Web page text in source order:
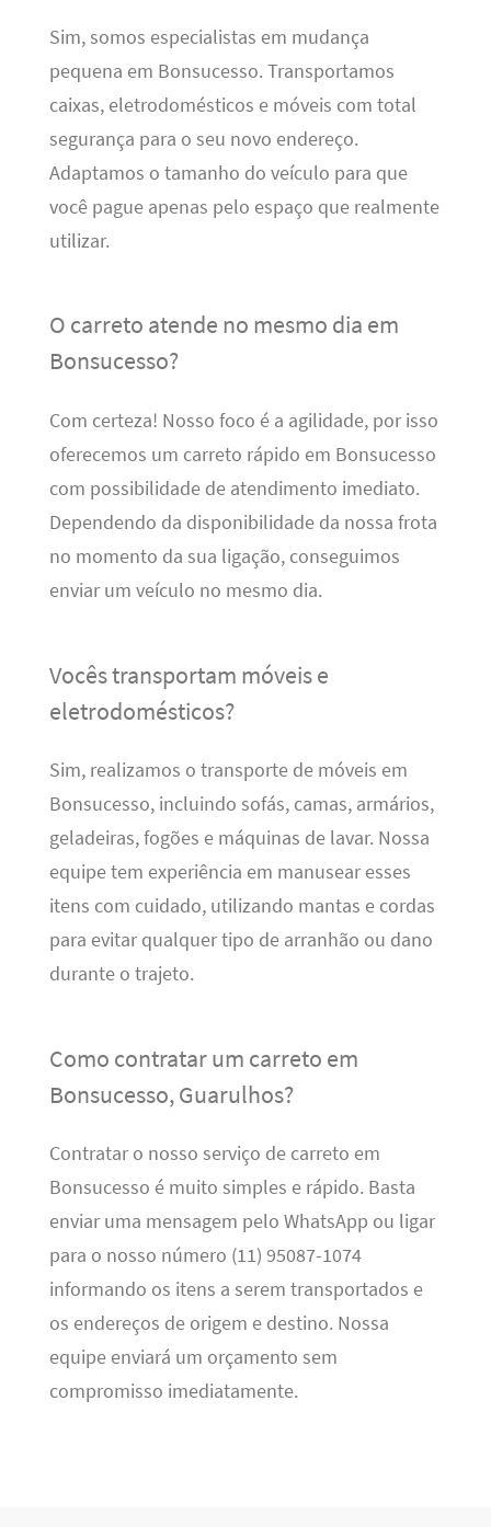
Sim, somos especialistas em mudança
pequena em Bonsucesso. Transportamos
caixas, eletrodomésticos e móveis com total
segurança para o seu novo endereço.
Adaptamos o tamanho do veículo para que
você pague apenas pelo espaço que realmente
utilizar.
O carreto atende no mesmo dia em
Bonsucesso?
Com certeza! Nosso foco é a agilidade, por isso
oferecemos um carreto rápido em Bonsucesso
com possibilidade de atendimento imediato.
Dependendo da disponibilidade da nossa frota
no momento da sua ligação, conseguimos
enviar um veículo no mesmo dia.
Vocês transportam móveis e
eletrodomésticos?
Sim, realizamos o transporte de móveis em
Bonsucesso, incluindo sofás, camas, armários,
geladeiras, fogões e máquinas de lavar. Nossa
equipe tem experiência em manusear esses
itens com cuidado, utilizando mantas e cordas
para evitar qualquer tipo de arranhão ou dano
durante o trajeto.
Como contratar um carreto em
Bonsucesso, Guarulhos?
Contratar o nosso serviço de carreto em
Bonsucesso é muito simples e rápido. Basta
enviar uma mensagem pelo WhatsApp ou ligar
para o nosso número (11) 95087-1074
informando os itens a serem transportados e
os endereços de origem e destino. Nossa
equipe enviará um orçamento sem
compromisso imediatamente.